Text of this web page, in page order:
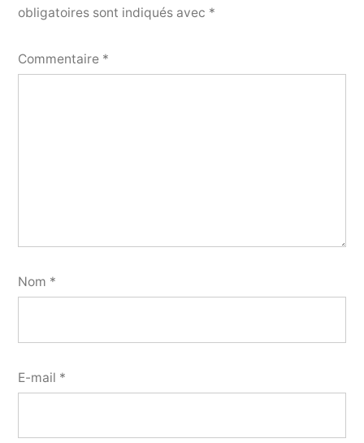
obligatoires sont indiqués avec *
Commentaire *
Nom *
E-mail *